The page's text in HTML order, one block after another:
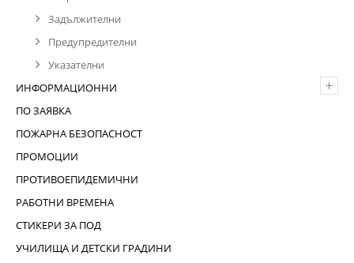
Задължителни
Предупредителни
Указателни
+
ИНФОРМАЦИОННИ
ПО ЗАЯВКА
ПОЖАРНА БЕЗОПАСНОСТ
ПРОМОЦИИ
ПРОТИВОЕПИДЕМИЧНИ
РАБОТНИ ВРЕМЕНА
СТИКЕРИ ЗА ПОД
УЧИЛИЩА И ДЕТСКИ ГРАДИНИ